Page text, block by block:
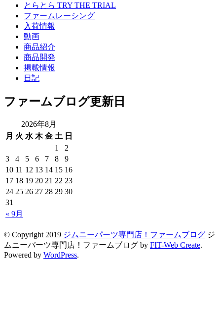
とらとら TRY THE TRIAL
ファームレーシング
入荷情報
動画
商品紹介
商品開発
掲載情報
日記
ファームブログ更新日
2026年8月
月 火 水 木 金 土 日
« 9月
1
2
3
4 5 6 7 8
9
10 11 12 13 14 15 16
17 18 19 20 21 22 23
24 25 26 27 28 29 30
31
© Copyright 2019 ジムニーパーツ専門店！ファームブログ ジ
ムニーパーツ専門店！ファームブログ by FIT-Web Create.
Powered by WordPress.